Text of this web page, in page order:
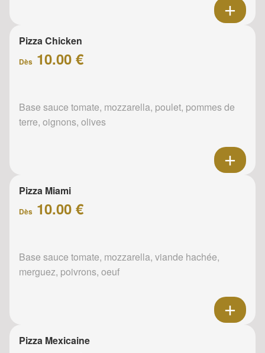
Pizza Chicken
Dès 10.00 €
Base sauce tomate, mozzarella, poulet, pommes de
terre, oignons, olives
Pizza Miami
Dès 10.00 €
Base sauce tomate, mozzarella, viande hachée,
merguez, poivrons, oeuf
Pizza Mexicaine